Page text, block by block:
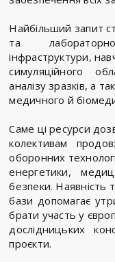
Найбільший запит
та
інфраструктури,
симуляційного
аналізу зразків, а
медичного й
Саме ці ресурси
колективам
оборонних
енергетики,
безпеки. Наявність
бази допомагає
брати участь у
дослідницьких
проєкти.